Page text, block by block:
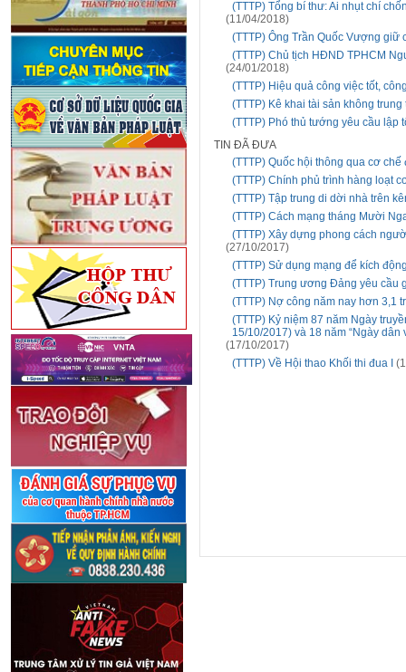
(TTTP) Tổng bí thư: Ai nhụt chí
(11/04/2018)
(TTTP) Ông Trần Quốc Vượng
(TTTP) Chủ tịch HĐND TPHCM
(24/01/2018)
(TTTP) Hiệu quả công việc tốt,
(TTTP) Kê khai tài sản không
(TTTP) Phó thủ tướng yêu cầu lập
TIN ĐÃ ĐƯA
(TTTP) Quốc hội thông qua cơ chế
(TTTP) Chính phủ trình hàng loạt
(TTTP) Tập trung di dời nhà trên
(TTTP) Cách mạng tháng Mười
(TTTP) Xây dựng phong cách
(27/10/2017)
(TTTP) Sử dụng mạng để kích
(TTTP) Trung ương Đảng yêu cầu
(TTTP) Nợ công năm nay hơn 3,1
(TTTP) Kỷ niệm 87 năm Ngày
15/10/2017) và 18 năm “Ngày
(17/10/2017)
(TTTP) Về Hội thao Khối thi đua I